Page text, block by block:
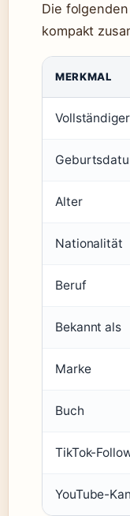
Die
kompakt
MERKMAL
Alter
Nationalität
Beruf
Bekannt als
Marke
Buch
TikTok-
YouTube-